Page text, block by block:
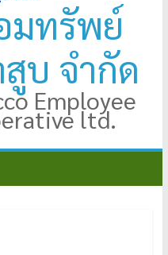
มทรัพย์
บ จำกัด
Employee
ltd.